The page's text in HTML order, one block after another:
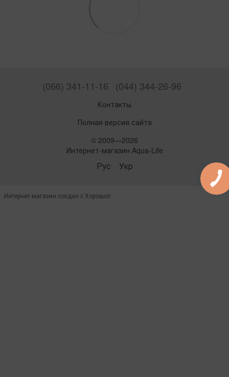
(066) 341-11-16 (044) 344-26-96
Контакты
Полная версия сайта
© 2009—2026
Интернет-магазин Aqua-Life
Рус Укр
Интернет-магазин создан с Хорошоп